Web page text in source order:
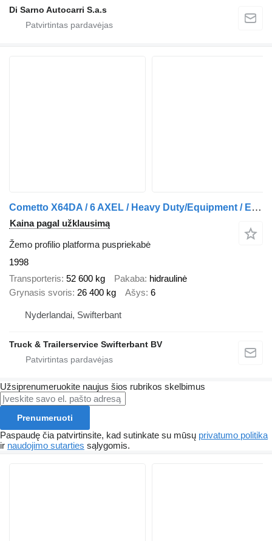
Di Sarno Autocarri S.a.s
Cometto X64DA / 6 AXEL / Heavy Duty/Equipment / Extendable / 29 mtr
Kaina pagal užklausimą
Žemo profilio platforma puspriekabė
1998
Transporteris 52 600 kg Pakaba hidraulinė
Grynasis svoris 26 400 kg Ašys 6
Nyderlandai, Swifterbant
Truck & Trailerservice Swifterbant BV
Užsiprenumeruokite naujus šios rubrikos skelbimus
Prenumeruoti
Paspaudę čia patvirtinsite, kad sutinkate su mūsų privatumo politika
ir naudojimo sutarties sąlygomis.